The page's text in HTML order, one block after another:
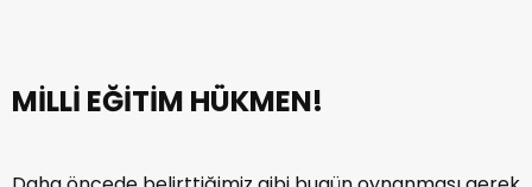
MİLLİ EĞİTİM HÜKMEN!